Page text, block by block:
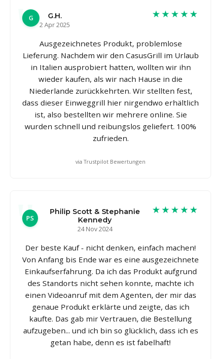
G
G.H.
2 Apr 2025
★★★★★
Ausgezeichnetes Produkt, problemlose
Lieferung. Nachdem wir den CasusGrill im Urlaub
in Italien ausprobiert hatten, wollten wir ihn
wieder kaufen, als wir nach Hause in die
Niederlande zurückkehrten. Wir stellten fest,
dass dieser Einweggrill hier nirgendwo erhältlich
ist, also bestellten wir mehrere online. Sie
wurden schnell und reibungslos geliefert. 100%
zufrieden.
via Trustpilot Bewertungen
PS
Philip Scott & Stephanie
Kennedy
24 Nov 2024
★★★★★
Der beste Kauf - nicht denken, einfach machen!
Von Anfang bis Ende war es eine ausgezeichnete
Einkaufserfahrung. Da ich das Produkt aufgrund
des Standorts nicht sehen konnte, machte ich
einen Videoanruf mit dem Agenten, der mir das
genaue Produkt erklärte und zeigte, das ich
kaufte. Das gab mir Vertrauen, die Bestellung
aufzugeben... und ich bin so glücklich, dass ich es
getan habe, denn es ist fabelhaft!